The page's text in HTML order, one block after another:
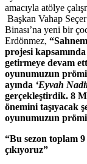
amacıyla atölye
Başkan Vahap
Binası’na yeni bir
Erdönmez,
projesi
getirmeye devam
oyunumuzun
ayında ‘Eyvah
gerçekleştirdik. 8
önemini taşıyacak
oyunumuzun
“Bu sezon toplam
çıkıyoruz”